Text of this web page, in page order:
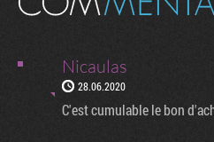
Nicaulas
28.06.2020
C'est cumulable le bon